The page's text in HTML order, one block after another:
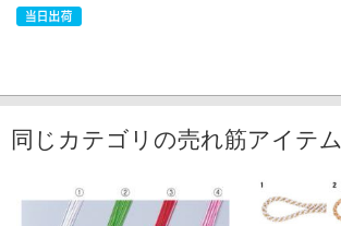
同じカテゴリの売れ筋アイテム